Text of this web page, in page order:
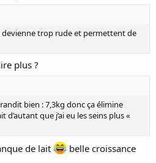
devienne trop rude et permettent de
plus ?
bien : 7,3kg donc ça élimine
d’autant que j’ai eu les seins plus «
de lait
belle croissance